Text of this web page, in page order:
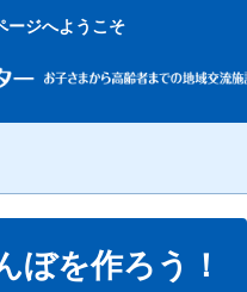
ージへようこそ
ぼを作ろう！